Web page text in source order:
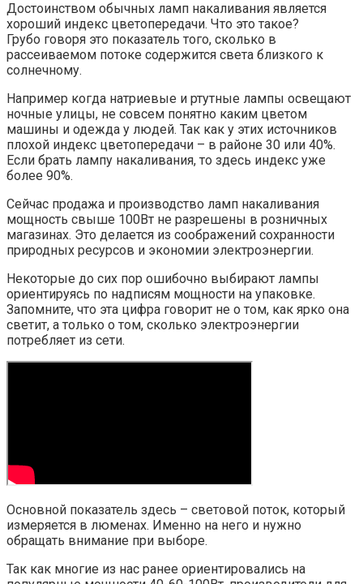
Достоинством обычных ламп накаливания является
хороший индекс цветопередачи. Что это такое?
Грубо говоря это показатель того, сколько в
рассеиваемом потоке содержится света близкого к
солнечному.
Например когда натриевые и ртутные лампы освещают
ночные улицы, не совсем понятно каким цветом
машины и одежда у людей. Так как у этих источников
плохой индекс цветопередачи – в районе 30 или 40%.
Если брать лампу накаливания, то здесь индекс уже
более 90%.
Сейчас продажа и производство ламп накаливания
мощность свыше 100Вт не разрешены в розничных
магазинах. Это делается из соображений сохранности
природных ресурсов и экономии электроэнергии.
Некоторые до сих пор ошибочно выбирают лампы
ориентируясь по надписям мощности на упаковке.
Запомните, что эта цифра говорит не о том, как ярко она
светит, а только о том, сколько электроэнергии
потребляет из сети.
Основной показатель здесь – световой поток, который
измеряется в люменах. Именно на него и нужно
обращать внимание при выборе.
Так как многие из нас ранее ориентировались на